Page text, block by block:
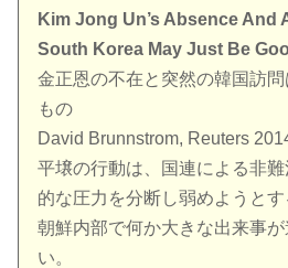
Kim Jong Un’s Absence And
South Korea May Just Be
金正恩の不在と突然の韓国訪
もの
David Brunnstrom, Reuters
平壌の行動は、国連による非
的な圧力を分断し弱めようと
朝鮮内部で何か大きな出来事
い。